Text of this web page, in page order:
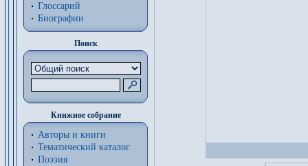
Глоссарий
Биографии
Поиск
Книжное собрание
Авторы и книги
Тематический каталог
Поэзия